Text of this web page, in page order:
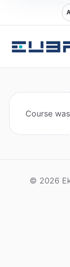
Course
© 2026